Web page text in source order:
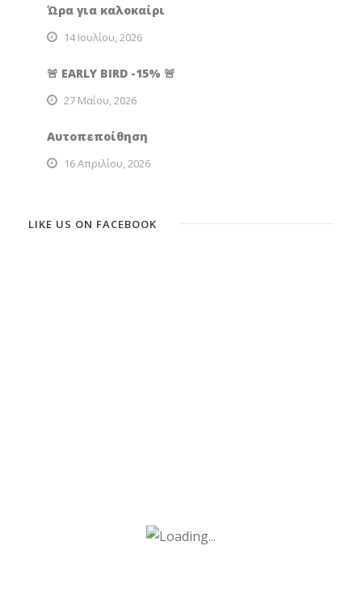
Ώρα για καλοκαίρι
14 Ιουλίου, 2026
🚨 EARLY BIRD -15% 🚨
27 Μαΐου, 2026
Αυτοπεποίθηση
16 Απριλίου, 2026
LIKE US ON FACEBOOK